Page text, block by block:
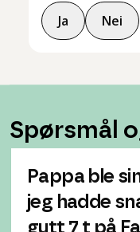
Ja Nei
Spørsmål
Pappa ble
jeg hadde